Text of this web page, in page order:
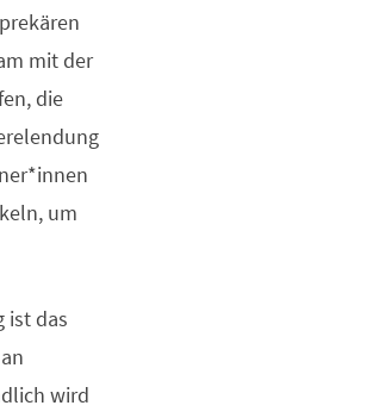
mit der
die
um
ist das
wird